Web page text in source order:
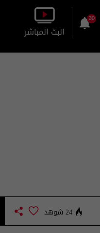
30
البث المباشر
24 شوهد